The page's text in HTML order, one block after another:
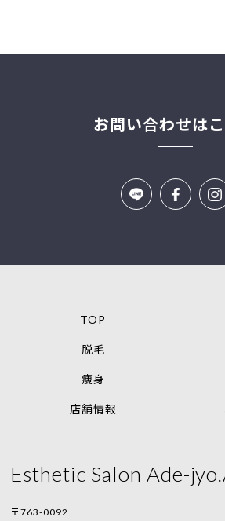
お問い合わせは
TOP
脱毛
痩身
店舗情報
Esthetic Salon Ade-
〒763-0092